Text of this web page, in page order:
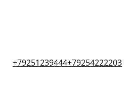
+79251239444+79254222203